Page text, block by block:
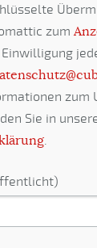
zum
Einwilligung
zum
Sie in
.